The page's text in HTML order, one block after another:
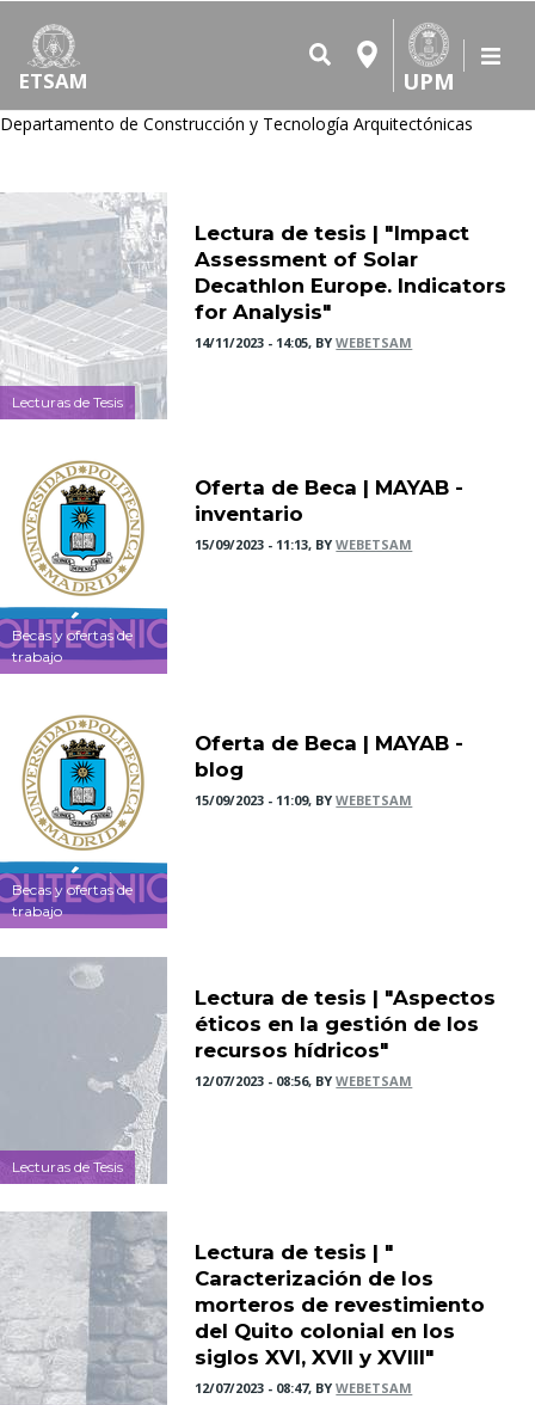
ETSAM UPM
Departamento de Construcción y Tecnología Arquitectónicas
Lecturas de Tesis
Lectura de tesis | "Impact
Assessment of Solar
Decathlon Europe. Indicators
for Analysis"
14/11/2023 - 14:05, BYWEBETSAM
Becas y ofertas de
trabajo
Oferta de Beca | MAYAB -
inventario
15/09/2023 - 11:13, BYWEBETSAM
Becas y ofertas de
trabajo
Oferta de Beca | MAYAB -
blog
15/09/2023 - 11:09, BYWEBETSAM
Lecturas de Tesis
Lectura de tesis | "Aspectos
éticos en la gestión de los
recursos hídricos"
12/07/2023 - 08:56, BYWEBETSAM
Lectura de tesis | "
Caracterización de los
morteros de revestimiento
del Quito colonial en los
siglos XVI, XVII y XVIII"
12/07/2023 - 08:47, BYWEBETSAM